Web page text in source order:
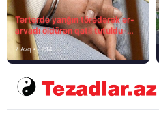
Tərtərdə yanğın törədərək ər-
arvadı öldürən qatil tutuldu-
SON DƏQİQƏ
7 Avq • 12:14